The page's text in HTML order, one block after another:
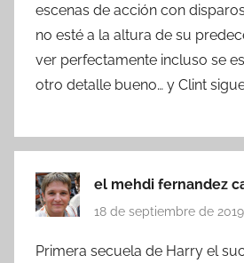
escenas de acción con
no esté a la altura de su
ver perfectamente incluso se
otro detalle bueno… y Clint
el mehdi fernandez
18 de septiembre de 2019
Primera secuela de Harry el